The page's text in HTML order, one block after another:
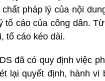
pháp lý của nội
tố cáo của công dân.
tố cáo kéo dài.
đã có quy định việc
lại quyết định, hành